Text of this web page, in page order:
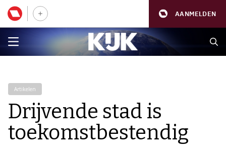
AANMELDEN
Artikelen
Drijvende stad is
toekomstbestendig